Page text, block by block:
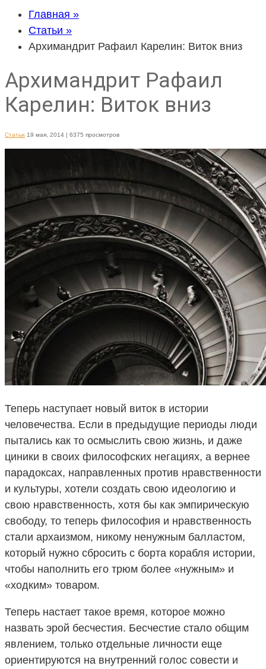
Главная »
Статьи »
Архимандрит Рафаил Карелин: Виток вниз
Архимандрит Рафаил
Карелин: Виток вниз
Статьи 19 мая, 2014 | 6375 просмотров
Теперь наступает новый виток в истории
человечества. Если в предыдущие периоды люди
пытались как то осмыслить свою жизнь, и даже
циники в своих философских негациях, а вернее
парадоксах, направленных против нравственности
и культуры, хотели создать свою идеологию и
свою нравственность, хотя бы как эмпирическую
свободу, то теперь философия и нравственность
стали архаизмом, никому ненужным балластом,
который нужно сбросить с борта корабля истории,
чтобы наполнить его трюм более «нужным» и
«ходким» товаром.
Теперь настает такое время, которое можно
назвать эрой бесчестия. Бесчестие стало общим
явлением, только отдельные личности еще
ориентируются на внутренний голос совести и